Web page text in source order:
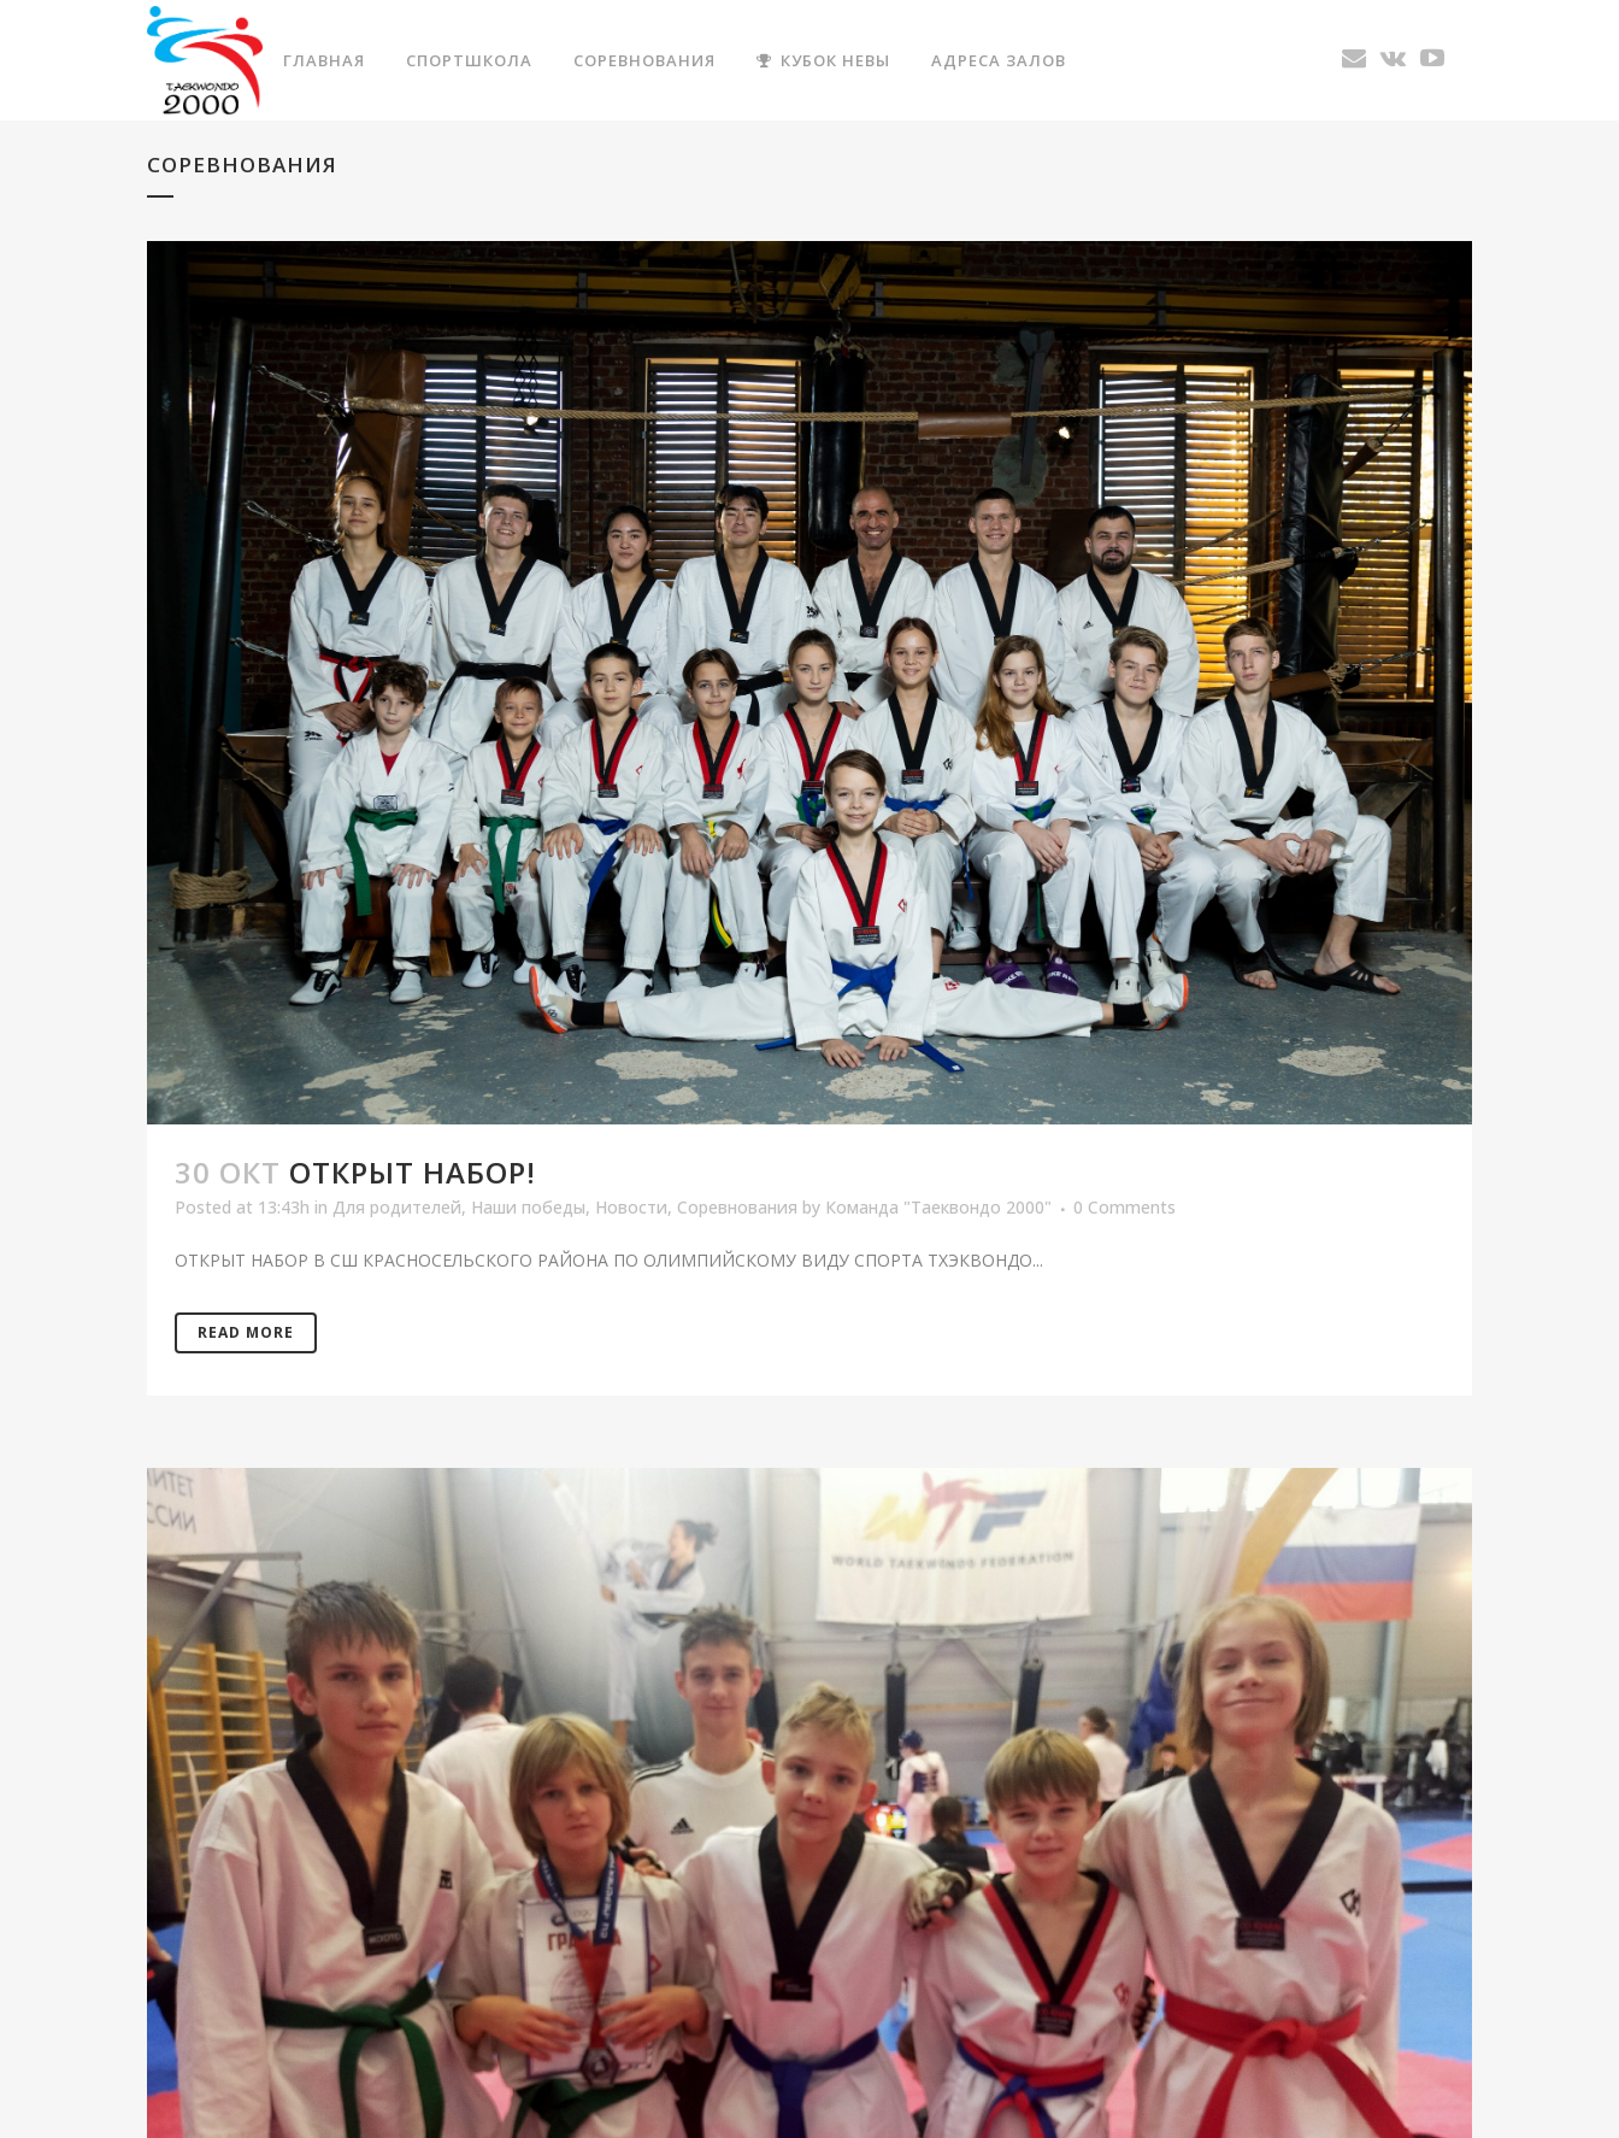
ГЛАВНАЯ СПОРТШКОЛА СОРЕВНОВАНИЯ КУБОК НЕВЫ АДРЕСА ЗАЛОВ
СОРЕВНОВАНИЯ
30 ОКТ ОТКРЫТ НАБОР!
Posted at 13:43h in Для родителей, Наши победы, Новости, Соревнования by Команда "Таеквондо 2000" 0 Comments
ОТКРЫТ НАБОР В СШ КРАСНОСЕЛЬСКОГО РАЙОНА ПО ОЛИМПИЙСКОМУ ВИДУ СПОРТА ТХЭКВОНДО...
READ MORE